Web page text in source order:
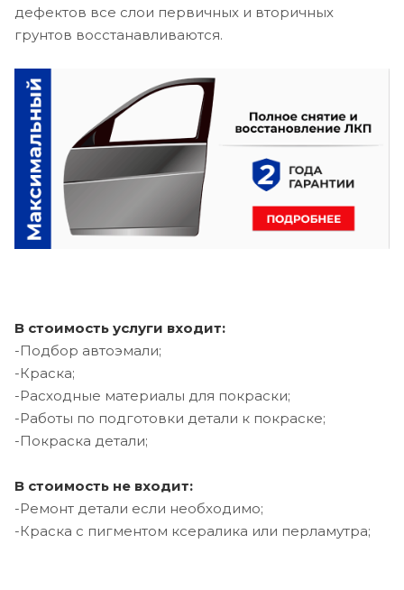
дефектов все слои первичных и вторичных
грунтов восстанавливаются.
В стоимость услуги входит:
-Подбор автоэмали;
-Краска;
-Расходные материалы для покраски;
-Работы по подготовки детали к покраске;
-Покраска детали;
В стоимость не входит:
-Ремонт детали если необходимо;
-Краска с пигментом ксералика или перламутра;